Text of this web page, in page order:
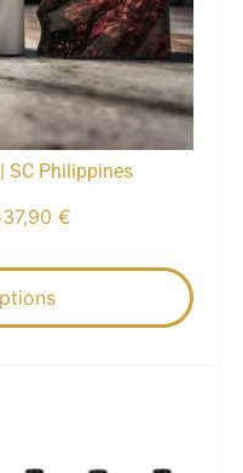
SC Philippines
€